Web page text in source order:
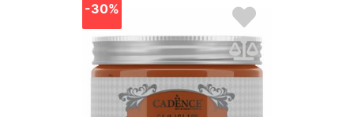
-30%